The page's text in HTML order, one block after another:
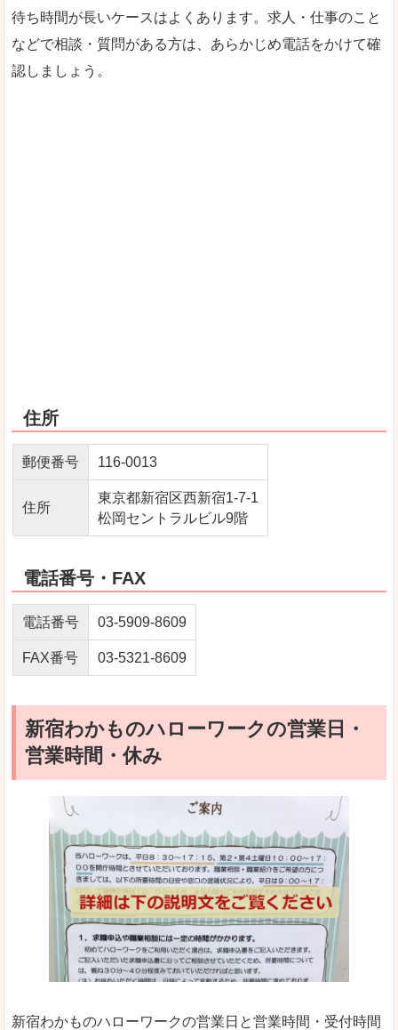
待ち時間が長いケースはよくあります。求人・仕事のこと
などで相談・質問がある方は、あらかじめ電話をかけて確
認しましょう。
住所
郵便番号 116-0013
住所
東京都新宿区西新宿1-7-1
松岡セントラルビル9階
電話番号・FAX
電話番号 03-5909-8609
FAX番号 03-5321-8609
新宿わかものハローワークの営業日・
営業時間・休み
新宿わかものハローワークの営業日と営業時間・受付時間